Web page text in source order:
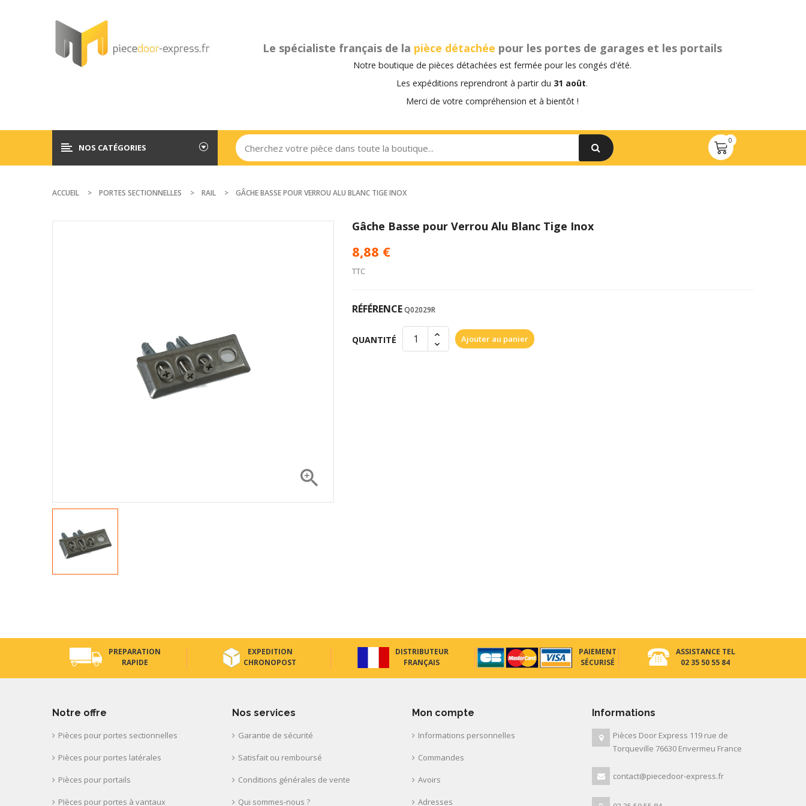
Le spécialiste français de la pièce détachée pour les portes de garages et les portails
Notre boutique de pièces détachées est fermée pour les congés d'été.
Les expéditions reprendront à partir du 31 août.
Merci de votre compréhension et à bientôt !
NOS CATÉGORIES
ACCUEIL PORTES SECTIONNELLES RAIL GÂCHE BASSE POUR VERROU ALU BLANC TIGE INOX

Gâche Basse pour Verrou Alu Blanc Tige Inox
8,88 €
TTC
RÉFÉRENCEQ02029R
QUANTITÉ Ajouter au panier
PREPARATION
RAPIDE
EXPEDITION
CHRONOPOST
DISTRIBUTEUR
FRANÇAIS
PAIEMENT
SÉCURISÉ
ASSISTANCE TEL
02 35 50 55 84
Notre offre
Pièces pour portes sectionnelles
Pièces pour portes latérales
Pièces pour portails
PIèces pour portes à vantaux
Nos services
Garantie de sécurité
Satisfait ou remboursé
Conditions générales de vente
Qui sommes-nous ?
Mon compte
Informations personnelles
Commandes
Avoirs
Adresses
Informations
Pièces Door Express 119 rue de
Torqueville 76630 Envermeu France
contact@piecedoor-express.fr